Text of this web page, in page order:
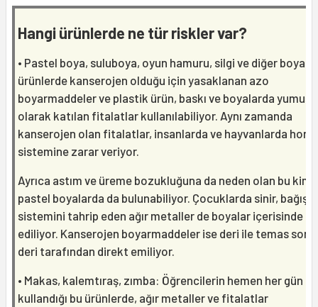
Hangi ürünlerde ne tür riskler var?
• Pastel boya, suluboya, oyun hamuru, silgi ve diğer
ürünlerde kanserojen olduğu için yasaklanan azo
boyarmaddeler ve plastik ürün, baskı ve boyalarda
olarak katılan fitalatlar kullanılabiliyor. Aynı zamanda
kanserojen olan fitalatlar, insanlarda ve hayvanlarda
sistemine zarar veriyor.
Ayrıca astım ve üreme bozukluğuna da neden olan bu
pastel boyalarda da bulunabiliyor. Çocuklarda sinir,
sistemini tahrip eden ağır metaller de boyalar içerisinde
ediliyor. Kanserojen boyarmaddeler ise deri ile temas
deri tarafından direkt emiliyor.
• Makas, kalemtıraş, zımba: Öğrencilerin hemen her gün
kullandığı bu ürünlerde, ağır metaller ve fitalatlar